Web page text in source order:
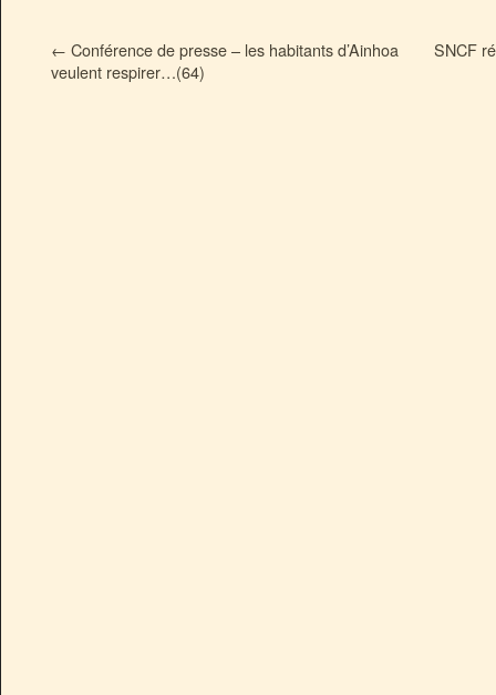
← Conférence de presse – les habitants d’Ainhoa
veulent respirer…(64)
SNCF